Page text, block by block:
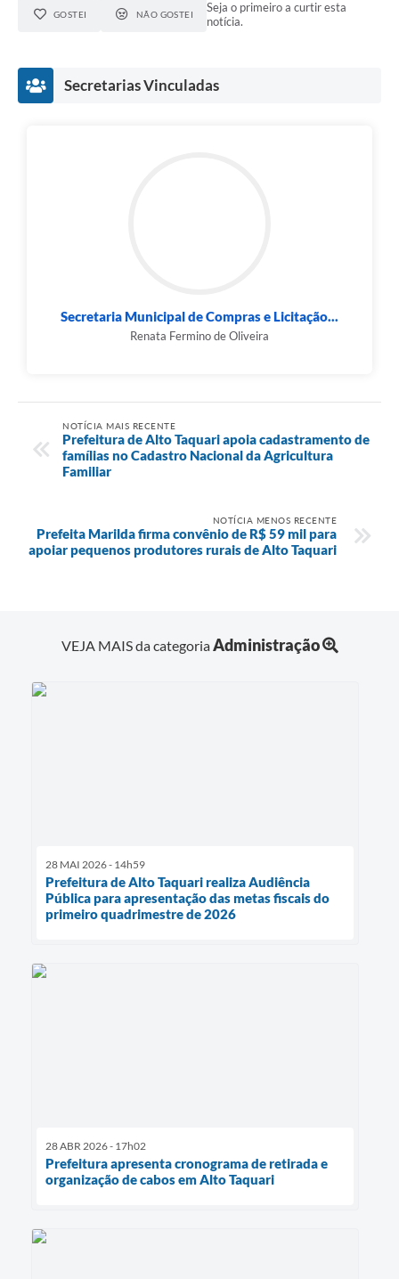
GOSTEI NÃO GOSTEI
Seja o primeiro a curtir esta
notícia.
Secretarias Vinculadas
Secretaria Municipal de Compras e Licitação...
Renata Fermino de Oliveira
NOTÍCIA MAIS RECENTE
Prefeitura de Alto Taquari apoia cadastramento de
famílias no Cadastro Nacional da Agricultura
Familiar
NOTÍCIA MENOS RECENTE
Prefeita Marilda firma convênio de R$ 59 mil para
apoiar pequenos produtores rurais de Alto Taquari
VEJA MAIS da categoriaAdministração
28 MAI 2026 - 14h59
Prefeitura de Alto Taquari realiza Audiência
Pública para apresentação das metas fiscais do
primeiro quadrimestre de 2026
28 ABR 2026 - 17h02
Prefeitura apresenta cronograma de retirada e
organização de cabos em Alto Taquari